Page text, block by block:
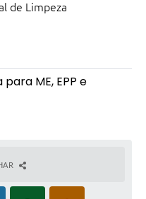
de Limpeza
ME, EPP e